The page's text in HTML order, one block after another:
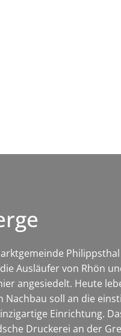
Ausläufer von Rhön
angesiedelt. Heute
soll an die
Einrichtung.
Druckerei an der